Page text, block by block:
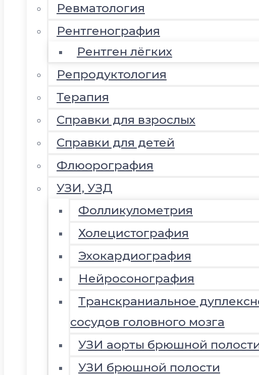
Ревматология
Рентгенография
Рентген лёгких
Репродуктология
Терапия
Справки для взрослых
Справки для детей
Флюорография
УЗИ, УЗД
Фолликулометрия
Холецистография
Эхокардиография
Нейросонография
Транскраниальное
сосудов головного мозга
УЗИ аорты брюшной
УЗИ брюшной полости